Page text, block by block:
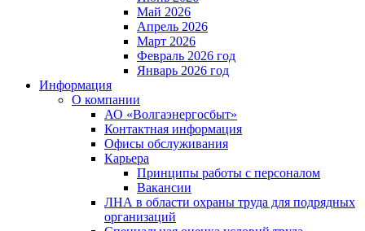
Май 2026
Апрель 2026
Март 2026
Февраль 2026 год
Январь 2026 год
Информация
О компании
АО «Волгаэнергосбыт»
Контактная информация
Офисы обслуживания
Карьера
Принципы работы с персоналом
Вакансии
ЛНА в области охраны труда для подрядных
организаций